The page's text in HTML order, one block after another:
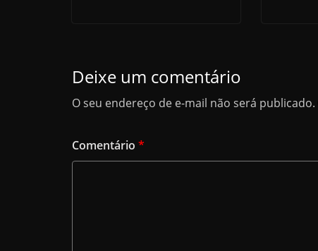
Deixe um comentário
O seu endereço de e-mail não será publicado.
Comentário *